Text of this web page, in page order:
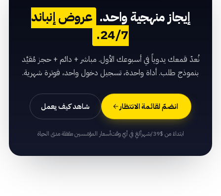
إيجاز منهجية واحد. عروض إنباند
24/7.
نُعدّ قمعك يدوياً في أسبوعك الأول. مباشر + دائم + حجز مُقيَّد
بنموذج طلب. أداة واحدة، تسجيل دخول واحد، فوترة شهرية.
انضمّ لقائمة الانتظار شاهد كيف يعمل
ابتداءً من $39/شهر ألغِ في أيّ وقتأسعار المؤسّسين مقفلة مدى الحياة